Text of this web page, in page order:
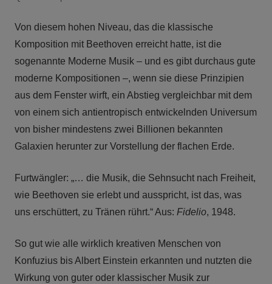
Von diesem hohen Niveau, das die klassische
Komposition mit Beethoven erreicht hatte, ist die
sogenannte Moderne Musik – und es gibt durchaus gute
moderne Kompositionen –, wenn sie diese Prinzipien
aus dem Fenster wirft, ein Abstieg vergleichbar mit dem
von einem sich antientropisch entwickelnden Universum
von bisher mindestens zwei Billionen bekannten
Galaxien herunter zur Vorstellung der flachen Erde.
Furtwängler: „… die Musik, die Sehnsucht nach Freiheit,
wie Beethoven sie erlebt und ausspricht, ist das, was
uns erschüttert, zu Tränen rührt.“ Aus: Fidelio, 1948.
So gut wie alle wirklich kreativen Menschen von
Konfuzius bis Albert Einstein erkannten und nutzten die
Wirkung von guter oder klassischer Musik zur